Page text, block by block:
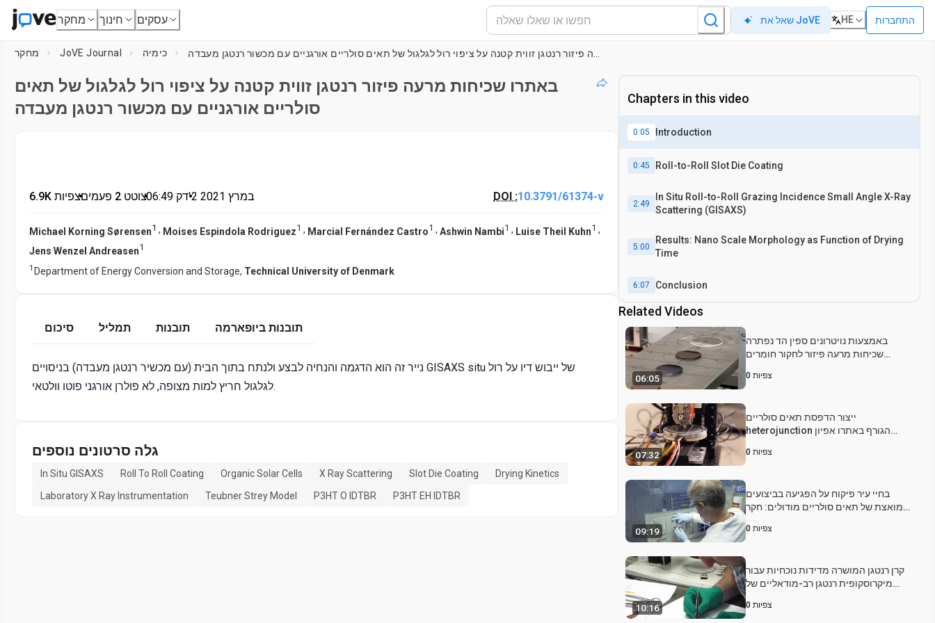
מחקר חינוך עסקים שאל את JoVE HE התחברות
מחקר JoVE Journal כימיה
באתרו שכיחות מרעה פיזור רנטגן זווית קטנה על ציפוי רול לגלגול של תאים
סולריים אורגניים עם מכשור רנטגן מעבדה
6.9K צפיות• צוטט 2 פעמים•06:49 דק'
• 2 במרץ 2021 DOI :10.3791/61374-v
Michael Korning Sørensen1 , Moises Espindola Rodriguez1 , Marcial Fernández Castro1 , Ashwin Nambi1 , Luise Theil Kuhn1 ,
Jens Wenzel Andreasen1
1 Department of Energy Conversion and Storage, Technical University of Denmark
סיכום תמליל תובנות תובנות ביופארמה
נייר זה הוא הדגמה והנחיה לבצע ולנתח בתוך הבית (עם מכשיר רנטגן מעבדה) בניסויים GISAXS situ של ייבוש דיו על רול
לגלגול חריץ למות מצופה, לא פולרן אורגני פוטו וולטאי.
גלה סרטונים נוספים
In Situ GISAXS Roll To Roll Coating Organic Solar Cells X Ray Scattering Slot Die Coating
Drying Kinetics
Laboratory X Ray Instrumentation
Teubner Strey Model P3HT O IDTBR P3HT EH IDTBR
Chapters in this video
0:05 Introduction
0:45 Roll-to-Roll Slot Die Coating
2:49
In Situ Roll-to-Roll Grazing Incidence Small Angle X-Ray
Scattering (GISAXS)
5:00
Results: Nano Scale Morphology as Function of Drying
Time
6:07 Conclusion
Related Videos
06:05
באמצעות נויטרונים ספין הד נפתרה
שכיחות מרעה פיזור לחקור חומרים
0 צפיות
07:32
ייצור הדפסת תאים סולריים
heterojunction הגורף באתרו אפיון
0 צפיות
09:19
בחיי עיר פיקוח על הפגיעה בביצועים
מואצת של תאים סולריים מודולים: חקר
0 צפיות
10:16
קרן רנטגן המושרה מדידות נוכחיות עבור
מיקרוסקופית רנטגן רב-מודאליים של
0 צפיות